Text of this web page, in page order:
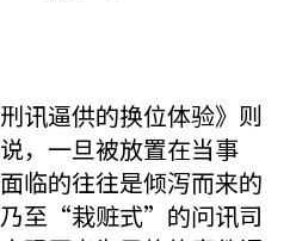
讯逼供的换位体验》则
，一旦被放置在当事
临的往往是倾泻而来的
至“栽赃式”的问讯司